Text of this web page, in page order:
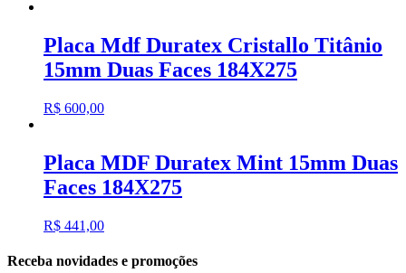
Placa Mdf Duratex Cristallo Titânio
15mm Duas Faces 184X275
R$ 600,00
Placa MDF Duratex Mint 15mm Duas
Faces 184X275
R$ 441,00
Receba novidades e promoções